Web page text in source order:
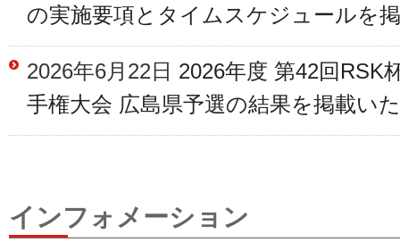
の実施要項とタイムスケジュールを
2026年6月22日 2026年度 第42回RSK
手権大会 広島県予選の結果を掲載
インフォメーション